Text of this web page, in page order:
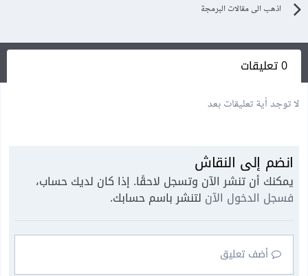
اذهب الى مقالات البرمجة
0 تعليقات
لا توجد أية تعليقات بعد
انضم إلى النقاش
يمكنك أن تنشر الآن وتسجل لاحقًا. إذا كان لديك حساب،
فسجل الدخول الآن لتنشر باسم حسابك.
أضف تعليق